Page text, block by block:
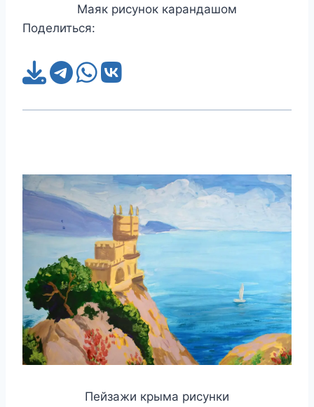
Маяк рисунок карандашом
Поделиться:
Пейзажи крыма рисунки